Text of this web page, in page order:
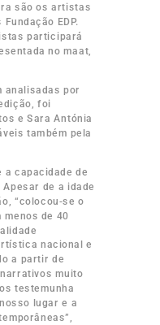
são os artistas
EDP.
participará
no maat,
analisadas por
foi
e Sara Antónia
também pela
a capacidade de
de a idade
“colocou-se o
de 40
nacional e
a partir de
muito
testemunha
lugar e a